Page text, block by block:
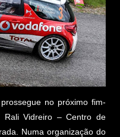
no próximo fim-
Rali Vidreiro – Centro de
Numa organização do